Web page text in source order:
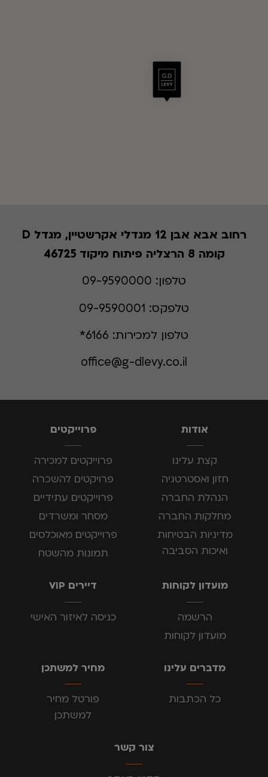
טלפון:
טלפקס:
טלפון למכירות:
office@g-dlevy.co.il
רחוב אבא אבן 12 מגדלי אקרשטיין, מגדל D
קומה 8 הרצליה פיתוח מיקוד 46725
אודות
קצת עלינו
חזון ואסטרטגיה
הנהלת החברה
מחלקות החברה
מדיניות הבטיחות
ואיכות הסביבה
פרוייקטים
פרוייקטים למכירה
פרויקטים להשכרה
פרוייקטים עתידיים
מסחר ומשרדים
פרוייקטים מאוכלסים
תמונות מהשטח
מועדון לקוחות
הרשמה
מועדון לקוחות
דיירים VIP
כניסה לאיזור האישי
מדברים עלינו
כל הכתבות
מחיר למשתכן
פורטל מחיר
למשתכן
צור קשר